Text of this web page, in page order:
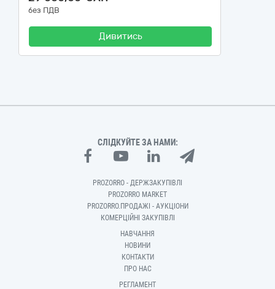
без ПДВ
Дивитись
СЛІДКУЙТЕ ЗА НАМИ:
PROZORRO - ДЕРЖЗАКУПІВЛІ
PROZORRO MARKET
PROZORRO.ПРОДАЖІ - АУКЦІОНИ
КОМЕРЦІЙНІ ЗАКУПІВЛІ
НАВЧАННЯ
НОВИНИ
КОНТАКТИ
ПРО НАС
РЕГЛАМЕНТ